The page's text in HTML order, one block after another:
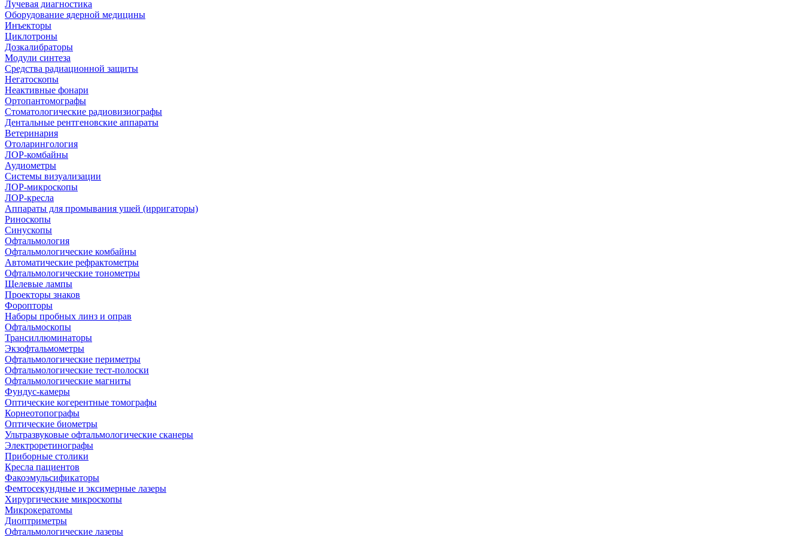
Лучевая диагностика
Оборудование ядерной медицины
Инъекторы
Циклотроны
Дозкалибраторы
Модули синтеза
Средства радиационной защиты
Негатоскопы
Неактивные фонари
Ортопантомографы
Стоматологические радиовизиографы
Дентальные рентгеновские аппараты
Ветеринария
Отоларингология
ЛОР-комбайны
Аудиометры
Системы визуализации
ЛОР-микроскопы
ЛОР-кресла
Аппараты для промывания ушей (ирригаторы)
Риноскопы
Синускопы
Офтальмология
Офтальмологические комбайны
Автоматические рефрактометры
Офтальмологические тонометры
Щелевые лампы
Проекторы знаков
Форопторы
Наборы пробных линз и оправ
Офтальмоскопы
Трансиллюминаторы
Экзофтальмометры
Офтальмологические периметры
Офтальмологические тест-полоски
Офтальмологические магниты
Фундус-камеры
Оптические когерентные томографы
Корнеотопографы
Оптические биометры
Ультразвуковые офтальмологические сканеры
Электроретинографы
Приборные столики
Кресла пациентов
Факоэмульсификаторы
Фемтосекундные и эксимерные лазеры
Хирургические микроскопы
Микрокератомы
Диоптриметры
Офтальмологические лазеры